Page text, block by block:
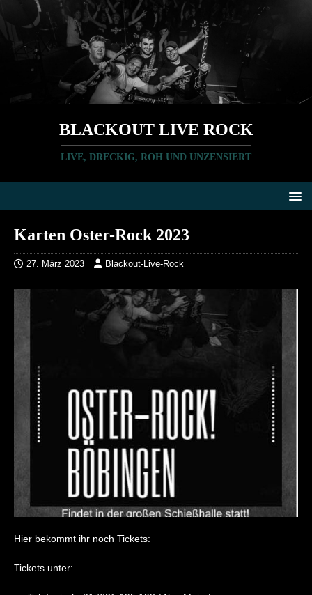
BLACKOUT LIVE ROCK
LIVE, DRECKIG, ROH UND UNZENSIERT
Karten Oster-Rock 2023
27. März 2023 Blackout-Live-Rock
Hier bekommt ihr noch Tickets:
Tickets unter: